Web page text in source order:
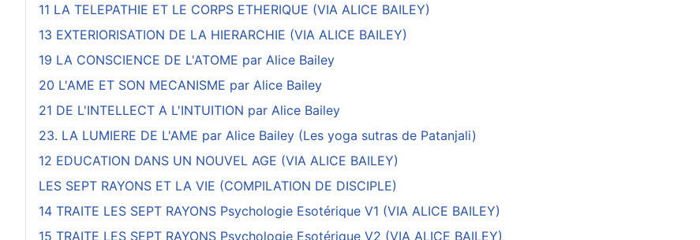
11 LA TELEPATHIE ET LE CORPS ETHERIQUE (VIA ALICE BAILEY)
13 EXTERIORISATION DE LA HIERARCHIE (VIA ALICE BAILEY)
19 LA CONSCIENCE DE L'ATOME par Alice Bailey
20 L'AME ET SON MECANISME par Alice Bailey
21 DE L'INTELLECT A L'INTUITION par Alice Bailey
23. LA LUMIERE DE L'AME par Alice Bailey (Les yoga sutras de Patanjali)
12 EDUCATION DANS UN NOUVEL AGE (VIA ALICE BAILEY)
LES SEPT RAYONS ET LA VIE (COMPILATION DE DISCIPLE)
14 TRAITE LES SEPT RAYONS Psychologie Esotérique V1 (VIA ALICE BAILEY)
15 TRAITE LES SEPT RAYONS Psychologie Esotérique V2 (VIA ALICE BAILEY)